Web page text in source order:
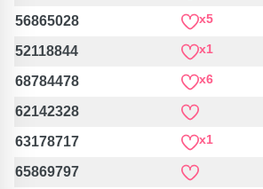
56865028 x5
52118844 x1
68784478 x6
62142328
63178717 x1
65869797